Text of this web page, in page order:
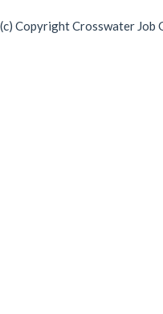
(c) Copyright Crosswater Job